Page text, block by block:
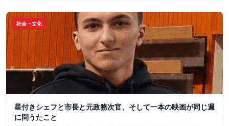
社会・文化
星付きシェフと市長と元政務次官、そして一本の映画が同じ週
に問うたこと